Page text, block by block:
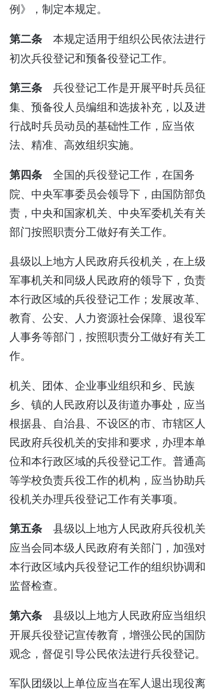
例》，制定本规定。
第二条本规定适用于组织公民依法进行
初次兵役登记和预备役登记工作。
第三条兵役登记工作是开展平时兵员征
集、预备役人员编组和选拔补充，以及进
行战时兵员动员的基础性工作，应当依
法、精准、高效组织实施。
第四条全国的兵役登记工作，在国务
院、中央军事委员会领导下，由国防部负
责，中央和国家机关、中央军委机关有关
部门按照职责分工做好有关工作。
县级以上地方人民政府兵役机关，在上级
军事机关和同级人民政府的领导下，负责
本行政区域的兵役登记工作；发展改革、
教育、公安、人力资源社会保障、退役军
人事务等部门，按照职责分工做好有关工
作。
机关、团体、企业事业组织和乡、民族
乡、镇的人民政府以及街道办事处，应当
根据县、自治县、不设区的市、市辖区人
民政府兵役机关的安排和要求，办理本单
位和本行政区域的兵役登记工作。普通高
等学校负责兵役工作的机构，应当协助兵
役机关办理兵役登记工作有关事项。
第五条县级以上地方人民政府兵役机关
应当会同本级人民政府有关部门，加强对
本行政区域内兵役登记工作的组织协调和
监督检查。
第六条县级以上地方人民政府应当组织
开展兵役登记宣传教育，增强公民的国防
观念，督促引导公民依法进行兵役登记。
军队团级以上单位应当在军人退出现役离